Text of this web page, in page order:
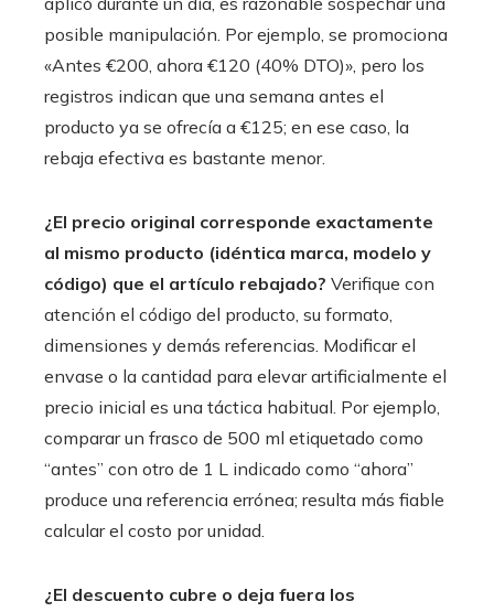
posible manipulación. Por ejemplo, se promociona
«Antes €200, ahora €120 (40% DTO)», pero los
registros indican que una semana antes el
producto ya se ofrecía a €125; en ese caso, la
rebaja efectiva es bastante menor.
¿El precio original corresponde exactamente
al mismo producto (idéntica marca, modelo y
código) que el artículo rebajado? Verifique con
atención el código del producto, su formato,
dimensiones y demás referencias. Modificar el
envase o la cantidad para elevar artificialmente el
precio inicial es una táctica habitual. Por ejemplo,
comparar un frasco de 500 ml etiquetado como
“antes” con otro de 1 L indicado como “ahora”
produce una referencia errónea; resulta más fiable
calcular el costo por unidad.
¿El descuento cubre o deja fuera los